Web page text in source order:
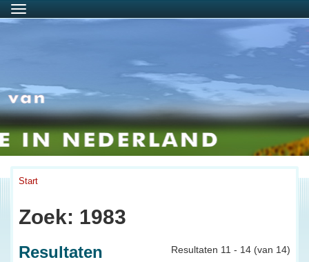
Menu
Start
Zoek: 1983
Resultaten 11 - 14 (van 14)
Resultaten